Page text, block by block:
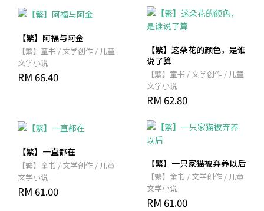
【繁】阿福与阿金
【繁】童书 / 文学创作 / 儿童
文学小说
RM 66.40
【繁】这朵花的颜色，是谁
说了算
【繁】童书 / 文学创作 / 儿童
文学小说
RM 62.80
【繁】一直都在
【繁】童书 / 文学创作 / 儿童
文学小说
RM 61.00
【繁】一只家猫被弃养以后
【繁】童书 / 文学创作 / 儿童
文学小说
RM 61.00